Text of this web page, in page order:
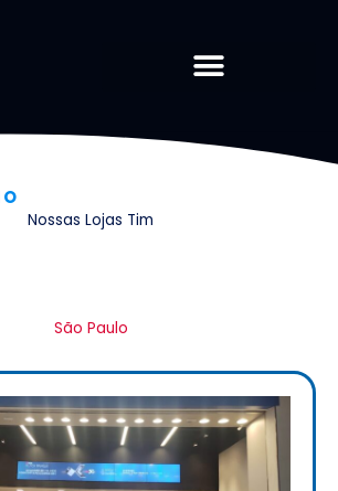
Nossas Lojas Tim
São Paulo